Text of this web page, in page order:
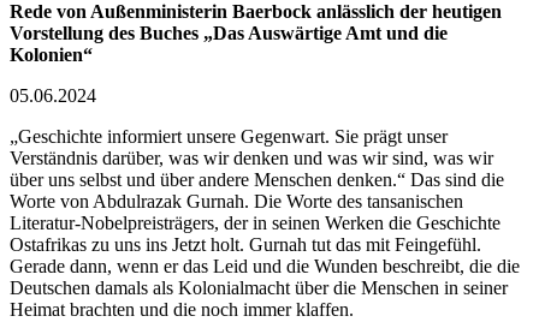
Rede von Außenministerin Baerbock anlässlich der heutigen
Vorstellung des Buches „Das Auswärtige Amt und die
Kolonien“
05.06.2024
„Geschichte informiert unsere Gegenwart. Sie prägt unser
Verständnis darüber, was wir denken und was wir sind, was wir
über uns selbst und über andere Menschen denken.“ Das sind die
Worte von Abdulrazak Gurnah. Die Worte des tansanischen
Literatur-Nobelpreisträgers, der in seinen Werken die Geschichte
Ostafrikas zu uns ins Jetzt holt. Gurnah tut das mit Feingefühl.
Gerade dann, wenn er das Leid und die Wunden beschreibt, die die
Deutschen damals als Kolonialmacht über die Menschen in seiner
Heimat brachten und die noch immer klaffen.